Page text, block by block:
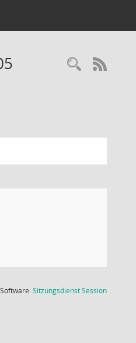
Software:SitzungsdienstSession(Wird in